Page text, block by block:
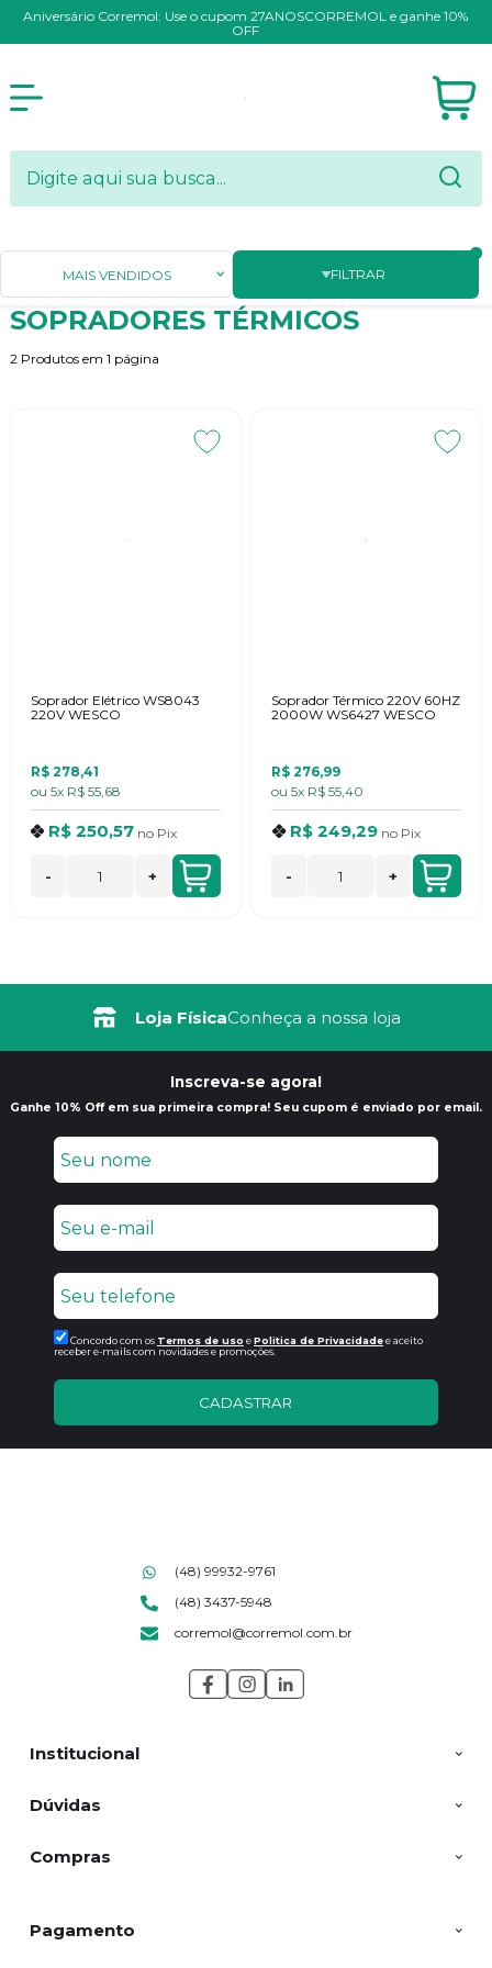
Aniversário Corremol: Use o cupom 27ANOSCORREMOL e ganhe 10%
OFF
Página Inicial
FERRAMENTAS ELÉTRICAS
SOPRADORES TÉRMICOS
SOPRADORES TÉRMICOS
2 Produtos em 1 página
FILTRAR
MAIS VENDIDOS
Soprador Elétrico WS8043
220V WESCO
R$ 278,41
ou 5x R$ 55,68
R$ 250,57 no Pix
- +
Soprador Térmico 220V 60HZ
2000W WS6427 WESCO
R$ 276,99
ou 5x R$ 55,40
R$ 249,29 no Pix
- +
Loja FísicaConheça a nossa loja
Inscreva-se agora!
Ganhe 10% Off em sua primeira compra! Seu cupom é enviado por email.
Concordo com os Termos de uso ePolitica de Privacidadee aceito
receber e-mails com novidades e promoções.
CADASTRAR
Institucional
Dúvidas
Compras
(48) 99932-9761
(48) 3437-5948
corremol@corremol.com.br
Pagamento